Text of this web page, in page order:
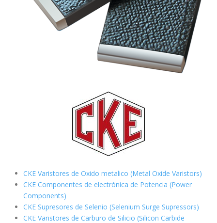
CKE Varistores de Oxido metalico (Metal Oxide Varistors)
CKE Componentes de electrónica de Potencia (Power
Components)
CKE Supresores de Selenio (Selenium Surge Supressors)
CKE Varistores de Carburo de Silicio (Silicon Carbide